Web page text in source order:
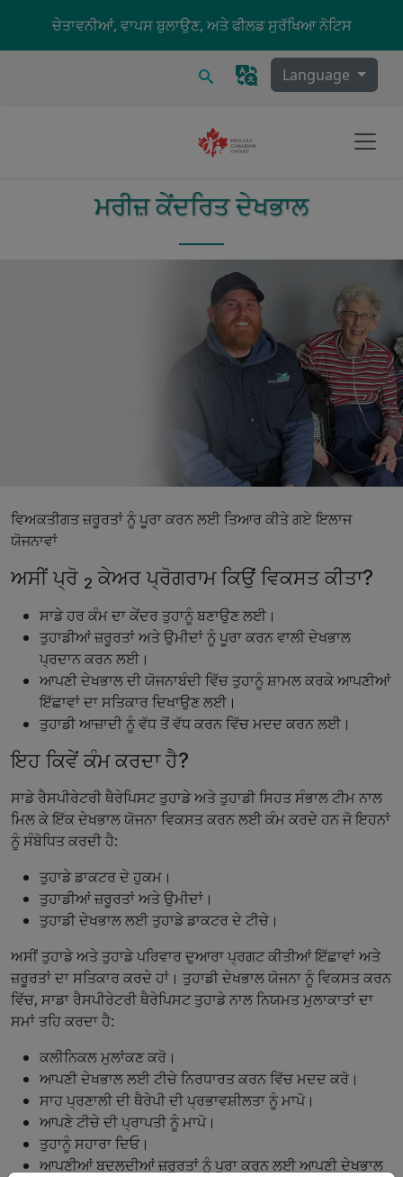
Skip to main content
ਚੇਤਾਵਨੀਆਂ, ਵਾਪਸ ਬੁਲਾਉਣ, ਅਤੇ ਫੀਲਡ ਸੁਰੱਖਿਆ ਨੋਟਿਸ
Language
ਮਰੀਜ਼ ਕੇਂਦਰਿਤ ਦੇਖਭਾਲ
ਵਿਅਕਤੀਗਤ ਜ਼ਰੂਰਤਾਂ ਨੂੰ ਪੂਰਾ ਕਰਨ ਲਈ ਤਿਆਰ ਕੀਤੇ ਗਏ ਇਲਾਜ
ਯੋਜਨਾਵਾਂ
ਅਸੀਂ ਪ੍ਰੋ 2 ਕੇਅਰ ਪ੍ਰੋਗਰਾਮ ਕਿਉਂ ਵਿਕਸਤ ਕੀਤਾ?
ਸਾਡੇ ਹਰ ਕੰਮ ਦਾ ਕੇਂਦਰ ਤੁਹਾਨੂੰ ਬਣਾਉਣ ਲਈ।
ਤੁਹਾਡੀਆਂ ਜ਼ਰੂਰਤਾਂ ਅਤੇ ਉਮੀਦਾਂ ਨੂੰ ਪੂਰਾ ਕਰਨ ਵਾਲੀ ਦੇਖਭਾਲ
ਪ੍ਰਦਾਨ ਕਰਨ ਲਈ।
ਆਪਣੀ ਦੇਖਭਾਲ ਦੀ ਯੋਜਨਾਬੰਦੀ ਵਿੱਚ ਤੁਹਾਨੂੰ ਸ਼ਾਮਲ ਕਰਕੇ ਆਪਣੀਆਂ
ਇੱਛਾਵਾਂ ਦਾ ਸਤਿਕਾਰ ਦਿਖਾਉਣ ਲਈ।
ਤੁਹਾਡੀ ਆਜ਼ਾਦੀ ਨੂੰ ਵੱਧ ਤੋਂ ਵੱਧ ਕਰਨ ਵਿੱਚ ਮਦਦ ਕਰਨ ਲਈ।
ਇਹ ਕਿਵੇਂ ਕੰਮ ਕਰਦਾ ਹੈ?
ਸਾਡੇ ਰੈਸਪੀਰੇਟਰੀ ਥੈਰੇਪਿਸਟ ਤੁਹਾਡੇ ਅਤੇ ਤੁਹਾਡੀ ਸਿਹਤ ਸੰਭਾਲ ਟੀਮ ਨਾਲ
ਮਿਲ ਕੇ ਇੱਕ ਦੇਖਭਾਲ ਯੋਜਨਾ ਵਿਕਸਤ ਕਰਨ ਲਈ ਕੰਮ ਕਰਦੇ ਹਨ ਜੋ ਇਹਨਾਂ
ਨੂੰ ਸੰਬੋਧਿਤ ਕਰਦੀ ਹੈ:
ਤੁਹਾਡੇ ਡਾਕਟਰ ਦੇ ਹੁਕਮ।
ਤੁਹਾਡੀਆਂ ਜ਼ਰੂਰਤਾਂ ਅਤੇ ਉਮੀਦਾਂ।
ਤੁਹਾਡੀ ਦੇਖਭਾਲ ਲਈ ਤੁਹਾਡੇ ਡਾਕਟਰ ਦੇ ਟੀਚੇ।
ਅਸੀਂ ਤੁਹਾਡੇ ਅਤੇ ਤੁਹਾਡੇ ਪਰਿਵਾਰ ਦੁਆਰਾ ਪ੍ਰਗਟ ਕੀਤੀਆਂ ਇੱਛਾਵਾਂ ਅਤੇ
ਜ਼ਰੂਰਤਾਂ ਦਾ ਸਤਿਕਾਰ ਕਰਦੇ ਹਾਂ। ਤੁਹਾਡੀ ਦੇਖਭਾਲ ਯੋਜਨਾ ਨੂੰ ਵਿਕਸਤ ਕਰਨ
ਵਿੱਚ, ਸਾਡਾ ਰੈਸਪੀਰੇਟਰੀ ਥੈਰੇਪਿਸਟ ਤੁਹਾਡੇ ਨਾਲ ਨਿਯਮਤ ਮੁਲਾਕਾਤਾਂ ਦਾ
ਸਮਾਂ ਤਹਿ ਕਰਦਾ ਹੈ:
ਕਲੀਨਿਕਲ ਮੁਲਾਂਕਣ ਕਰੋ।
ਆਪਣੀ ਦੇਖਭਾਲ ਲਈ ਟੀਚੇ ਨਿਰਧਾਰਤ ਕਰਨ ਵਿੱਚ ਮਦਦ ਕਰੋ।
ਸਾਹ ਪ੍ਰਣਾਲੀ ਦੀ ਥੈਰੇਪੀ ਦੀ ਪ੍ਰਭਾਵਸ਼ੀਲਤਾ ਨੂੰ ਮਾਪੋ।
ਆਪਣੇ ਟੀਚੇ ਦੀ ਪ੍ਰਾਪਤੀ ਨੂੰ ਮਾਪੋ।
ਤੁਹਾਨੂੰ ਸਹਾਰਾ ਦਿਓ।
ਆਪਣੀਆਂ ਬਦਲਦੀਆਂ ਜ਼ਰੂਰਤਾਂ ਨੂੰ ਪੂਰਾ ਕਰਨ ਲਈ ਆਪਣੀ ਦੇਖਭਾਲ